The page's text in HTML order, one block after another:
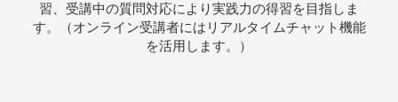
習、受講中の質問対応により実践力の得習を目指しま
す。（オンライン受講者にはリアルタイムチャット機能
を活用します。）